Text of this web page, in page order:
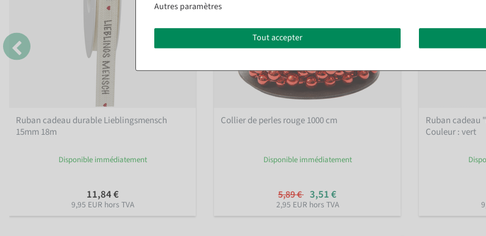
Ruban cadeau durable Lieblingsmensch
15mm 18m
Disponible immédiatement
11,84 €
9,95 EUR hors TVA
Collier de perles rouge 1000 cm
Disponible immédiatement
5,89 € 3,51 €
2,95 EUR hors TVA
Ruban cadeau
Couleur : vert
Autres paramètres
Tout accepter